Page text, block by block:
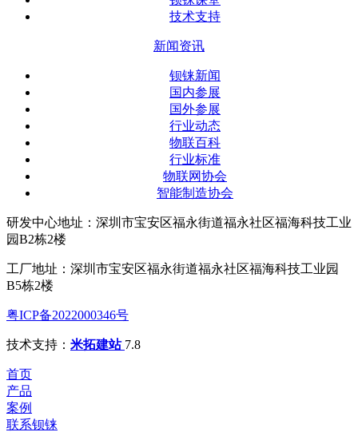
技术支持
新闻资讯
钡铼新闻
国内参展
国外参展
行业动态
物联百科
行业标准
物联网协会
智能制造协会
研发中心地址：深圳市宝安区福永街道福永社区福海科技工业
园B2栋2楼
工厂地址：深圳市宝安区福永街道福永社区福海科技工业园
B5栋2楼
粤ICP备2022000346号
技术支持： 米拓建站 7.8
首页
产品
案例
联系钡铼